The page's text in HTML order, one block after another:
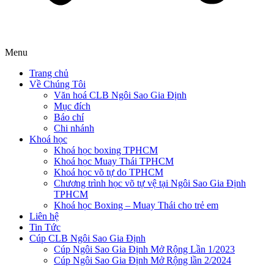
Menu
Trang chủ
Về Chúng Tôi
Văn hoá CLB Ngôi Sao Gia Định
Mục đích
Báo chí
Chi nhánh
Khoá học
Khoá học boxing TPHCM
Khoá học Muay Thái TPHCM
Khoá học võ tự do TPHCM
Chương trình học võ tự vệ tại Ngôi Sao Gia Định
TPHCM
Khoá học Boxing – Muay Thái cho trẻ em
Liên hệ
Tin Tức
Cúp CLB Ngôi Sao Gia Định
Cúp Ngôi Sao Gia Định Mở Rộng Lần 1/2023
Cúp Ngôi Sao Gia Định Mở Rộng lần 2/2024